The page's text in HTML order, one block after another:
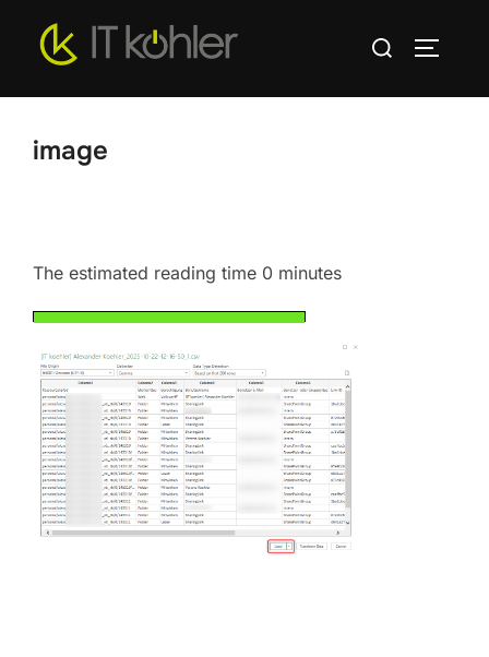
Inhalt
Suchen
image
The estimated reading time 0 minutes